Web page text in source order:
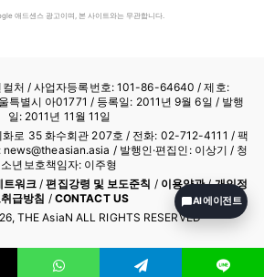
애드센스 광고이며, 본 사이트와는 무관합니다.
컬처 /사업자등록번호: 101-86-64640 / 제호:
특별시 아01771 / 등록일: 2011년 9월 6일 / 발행
일: 2011년 11월 11일
화로 35 화수회관 207호 / 전화: 02-712-4111 / 팩
news@theasian.asia / 발행인·편집인: 이상기 / 청
소년보호책임자: 이주형
트워크 /편집강령 및 보도준칙 / 이용약관/개인정
취급방침 / CONTACT US
, THE AsiaN ALL RIGHTS RESERVED
AI 에이전트